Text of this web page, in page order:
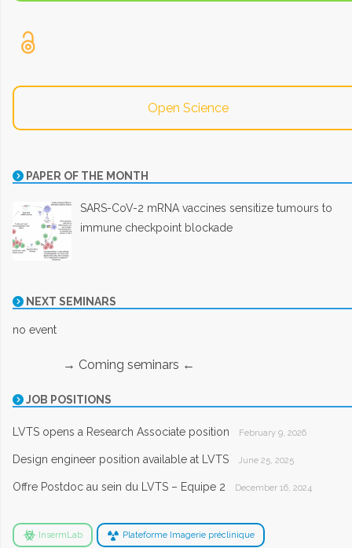
Open Science
PAPER OF THE MONTH
SARS-CoV-2 mRNA vaccines sensitize tumours to
immune checkpoint blockade
NEXT SEMINARS
no event
→ Coming seminars ←
JOB POSITIONS
LVTS opens a Research Associate position February 9, 2026
Design engineer position available at LVTS June 25, 2025
Offre Postdoc au sein du LVTS – Equipe 2 December 16, 2024
InsermLab Plateforme Imagerie préclinique